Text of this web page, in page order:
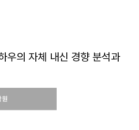
우의 자체 내신 경향 분석과